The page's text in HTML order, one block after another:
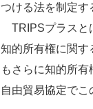
つける法を制定す
TRIPSプラスと
知的所有権に関す
もさらに知的所
自由貿易協定でこ